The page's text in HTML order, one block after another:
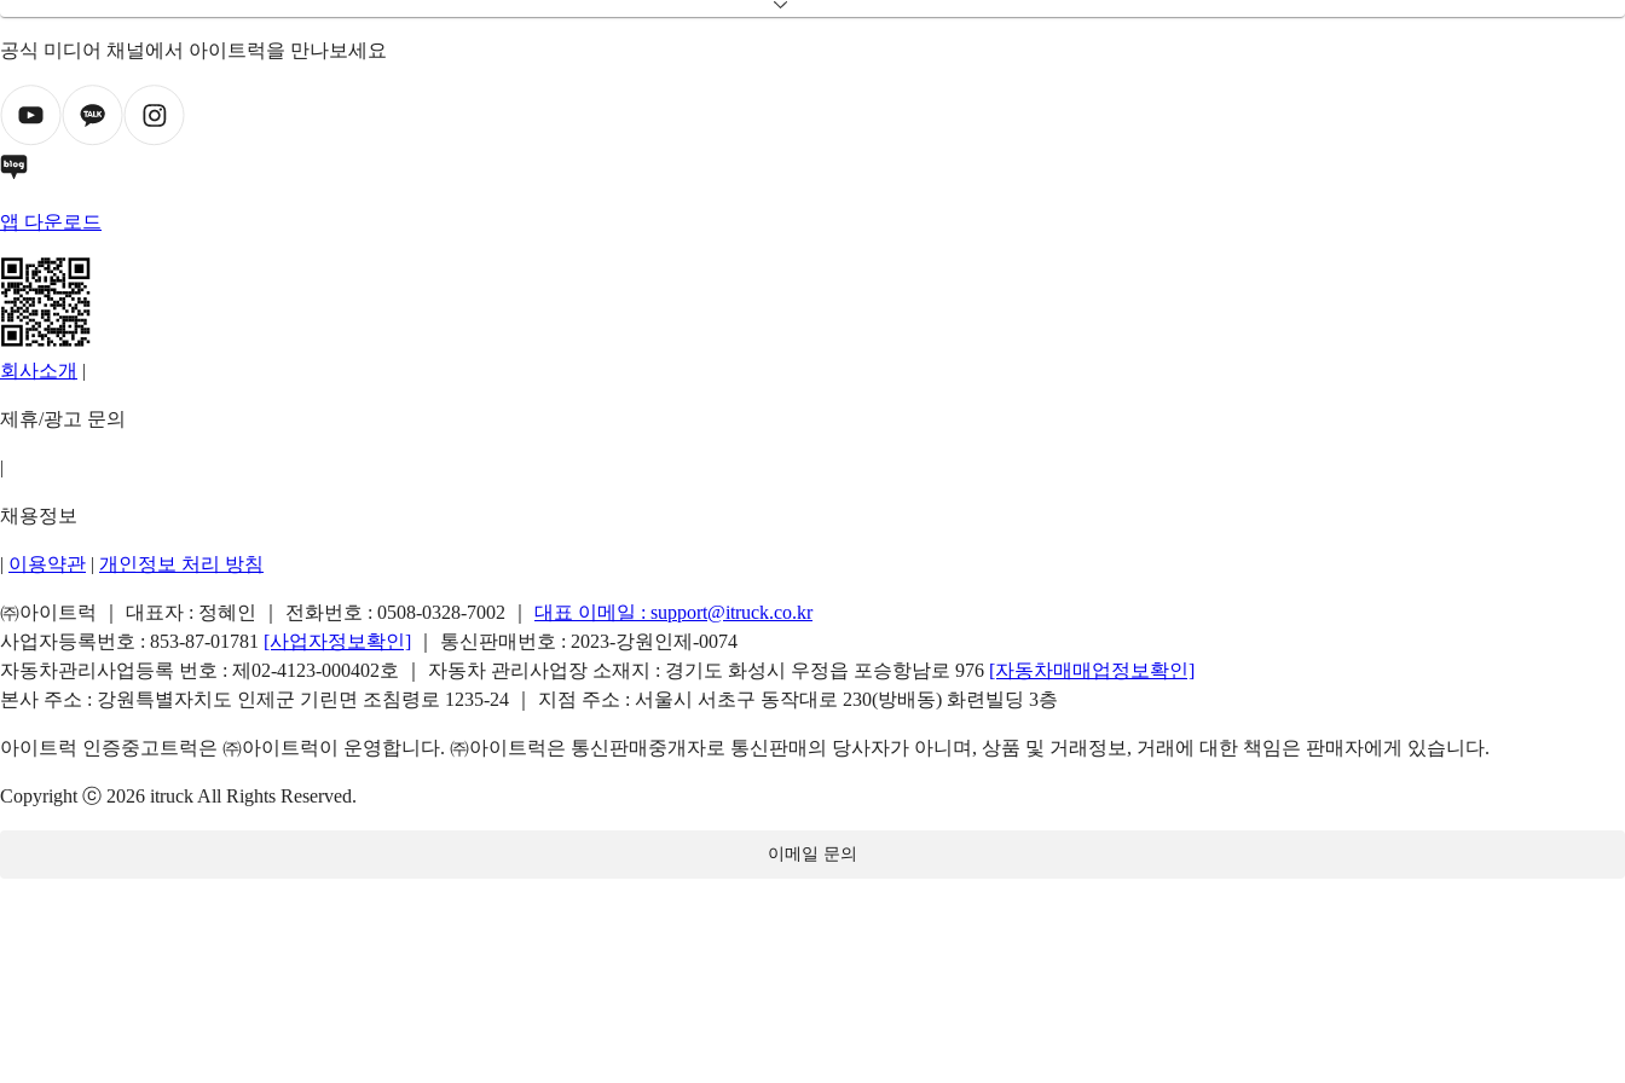
공식 미디어 채널에서 아이트럭을 만나보세요
앱 다운로드
회사소개 |
제휴/광고 문의
|
채용정보
| 이용약관 | 개인정보 처리 방침
㈜아이트럭 ｜ 대표자 : 정혜인 ｜ 전화번호 : 0508-0328-7002 대표 이메일 : support@itruck.co.kr
사업자등록번호 : 853-87-01781 [사업자정보확인]
｜ 통신판매번호 : 2023-강원인제-0074
자동차관리사업등록 번호 : 제02-4123-000402호 ｜ 자동차 관리사업장 소재지 : 경기도 화성시 우정읍 포승항남로 976 [자동차매매업정보확인]
본사 주소 : 강원특별자치도 인제군 기린면 조침령로 1235-24 ｜ 지점 주소 : 서울시 서초구 동작대로 230(방배동) 화련빌딩 3층
아이트럭 인증중고트럭은 ㈜아이트럭이 운영합니다. ㈜아이트럭은 통신판매중개자로 통신판매의 당사자가 아니며, 상품 및 거래정보, 거래에 대한 책임은 판매자에게 있습니다.
Copyright ⓒ 2026 itruck All Rights Reserved.
이메일 문의